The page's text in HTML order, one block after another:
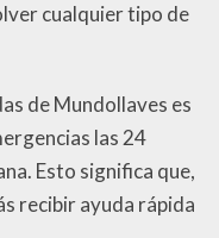
cualquier tipo de
de Mundollaves es
las 24
Esto significa que,
recibir ayuda rápida